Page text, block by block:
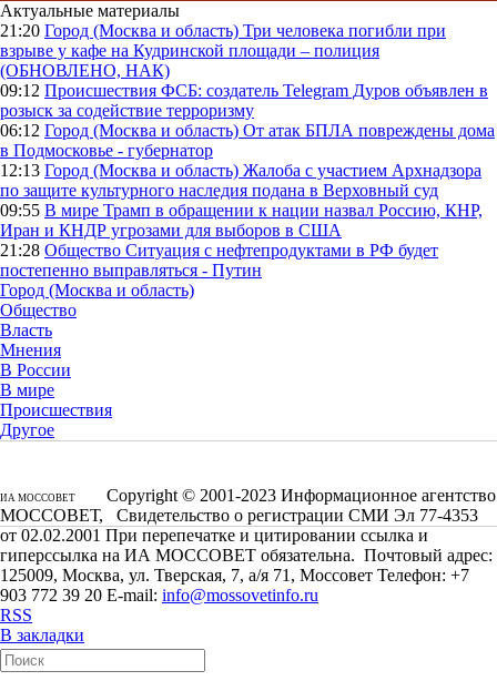
Актуальные материалы
21:20 Город (Москва и область) Три человека погибли при
взрыве у кафе на Кудринской площади – полиция
(ОБНОВЛЕНО, НАК)
09:12 Происшествия ФСБ: создатель Telegram Дуров объявлен в
розыск за содействие терроризму
06:12 Город (Москва и область) От атак БПЛА повреждены дома
в Подмосковье - губернатор
12:13 Город (Москва и область) Жалоба с участием Архнадзора
по защите культурного наследия подана в Верховный суд
09:55 В мире Трамп в обращении к нации назвал Россию, КНР,
Иран и КНДР угрозами для выборов в США
21:28 Общество Ситуация с нефтепродуктами в РФ будет
постепенно выправляться - Путин
Город (Москва и область)
Общество
Власть
Мнения
В России
В мире
Происшествия
Другое
ИА МОССОВЕТ
Copyright © 2001-2023 Информационное агентство
МОССОВЕТ, Свидетельство о регистрации СМИ Эл 77-4353
от 02.02.2001 При перепечатке и цитировании ссылка и
гиперссылка на ИА МОССОВЕТ обязательна. Почтовый адрес:
125009, Москва, ул. Тверская, 7, а/я 71, Моссовет Телефон: +7
903 772 39 20 E-mail: info@mossovetinfo.ru
RSS
В закладки